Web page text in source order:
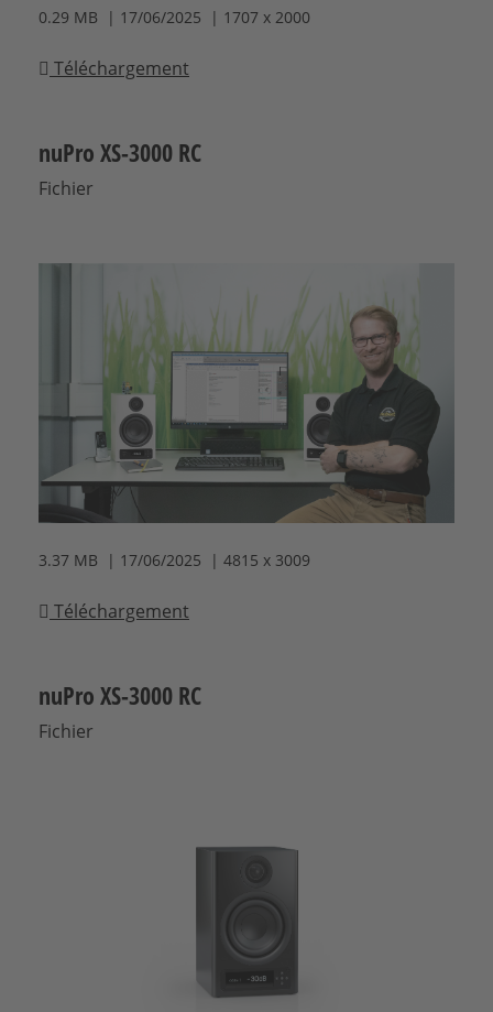
0.29 MB | 17/06/2025 | 1707 x 2000
Téléchargement
nuPro XS-3000 RC
Fichier
3.37 MB | 17/06/2025 | 4815 x 3009
Téléchargement
nuPro XS-3000 RC
Fichier